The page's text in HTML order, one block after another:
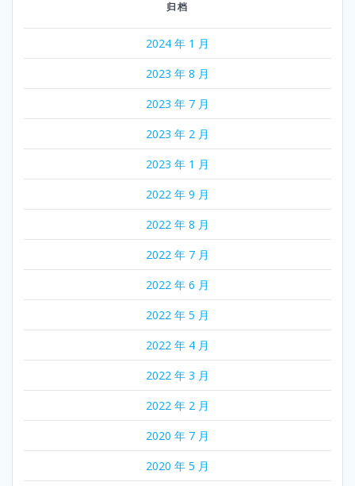
归档
2024 年 1 月
2023 年 8 月
2023 年 7 月
2023 年 2 月
2023 年 1 月
2022 年 9 月
2022 年 8 月
2022 年 7 月
2022 年 6 月
2022 年 5 月
2022 年 4 月
2022 年 3 月
2022 年 2 月
2020 年 7 月
2020 年 5 月